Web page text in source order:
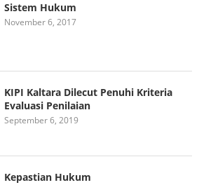
Sistem Hukum
November 6, 2017
KIPI Kaltara Dilecut Penuhi Kriteria
Evaluasi Penilaian
September 6, 2019
Kepastian Hukum